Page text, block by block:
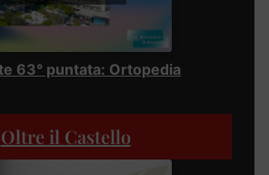
63° puntata: Ortopedia
Oltre il Castello